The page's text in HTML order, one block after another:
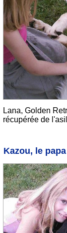
Lana, Golden
récupérée de
Kazou, le papa